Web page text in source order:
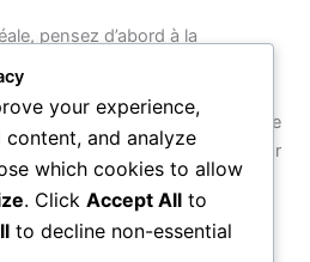
pensez d’abord à la
que vous célébrez : un esprit
touchée par un mot plus poétique
à compléter la phrase choisie par
vœu sincère — c’est cette
une belle citation en un
your experience,
and analyze
which cookies to allow
. Click Accept All to
to decline non-essential